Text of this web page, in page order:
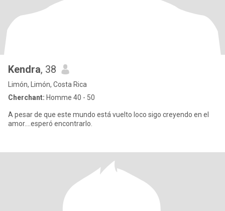
Kendra, 38
Limón, Limón, Costa Rica
Cherchant: Homme 40 - 50
A pesar de que este mundo está vuelto loco sigo creyendo en el
amor....esperó encontrarlo.